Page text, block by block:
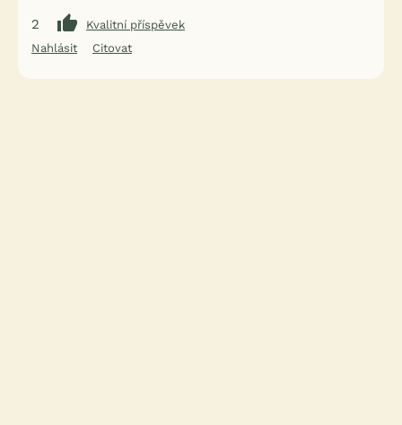
2
Kvalitní příspěvek
Nahlásit
Citovat